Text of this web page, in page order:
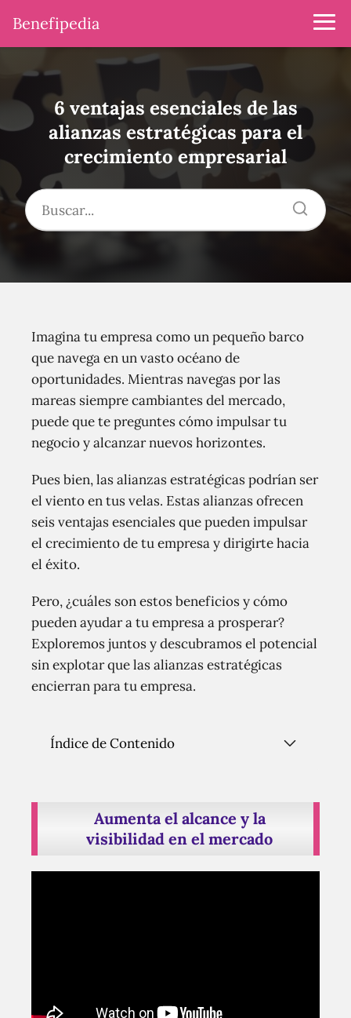
Benefipedia
6 ventajas esenciales de las
alianzas estratégicas para el
crecimiento empresarial
Imagina tu empresa como un pequeño barco
que navega en un vasto océano de
oportunidades. Mientras navegas por las
mareas siempre cambiantes del mercado,
puede que te preguntes cómo impulsar tu
negocio y alcanzar nuevos horizontes.
Pues bien, las alianzas estratégicas podrían ser
el viento en tus velas. Estas alianzas ofrecen
seis ventajas esenciales que pueden impulsar
el crecimiento de tu empresa y dirigirte hacia
el éxito.
Pero, ¿cuáles son estos beneficios y cómo
pueden ayudar a tu empresa a prosperar?
Exploremos juntos y descubramos el potencial
sin explotar que las alianzas estratégicas
encierran para tu empresa.
Índice de Contenido
Aumenta el alcance y la
visibilidad en el mercado